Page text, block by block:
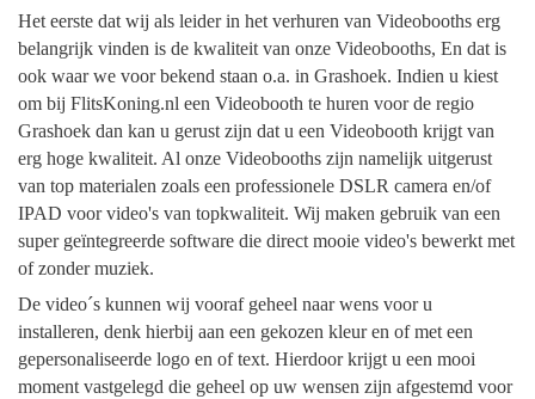
Het eerste dat wij als leider in het verhuren van Videobooths erg
belangrijk vinden is de kwaliteit van onze Videobooths, En dat is
ook waar we voor bekend staan o.a. in Grashoek. Indien u kiest
om bij FlitsKoning.nl een Videobooth te huren voor de regio
Grashoek dan kan u gerust zijn dat u een Videobooth krijgt van
erg hoge kwaliteit. Al onze Videobooths zijn namelijk uitgerust
van top materialen zoals een professionele DSLR camera en/of
IPAD voor video's van topkwaliteit. Wij maken gebruik van een
super geïntegreerde software die direct mooie video's bewerkt met
of zonder muziek.
De video´s kunnen wij vooraf geheel naar wens voor u
installeren, denk hierbij aan een gekozen kleur en of met een
gepersonaliseerde logo en of text. Hierdoor krijgt u een mooi
moment vastgelegd die geheel op uw wensen zijn afgestemd voor